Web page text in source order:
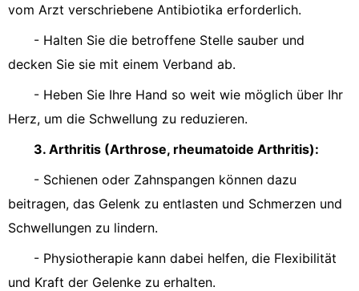
vom Arzt verschriebene Antibiotika erforderlich.
- Halten Sie die betroffene Stelle sauber und
decken Sie sie mit einem Verband ab.
- Heben Sie Ihre Hand so weit wie möglich über Ihr
Herz, um die Schwellung zu reduzieren.
3. Arthritis (Arthrose, rheumatoide Arthritis):
- Schienen oder Zahnspangen können dazu
beitragen, das Gelenk zu entlasten und Schmerzen und
Schwellungen zu lindern.
- Physiotherapie kann dabei helfen, die Flexibilität
und Kraft der Gelenke zu erhalten.